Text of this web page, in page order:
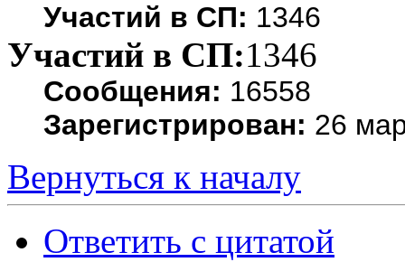
Участий в СП: 1346
Участий в СП:1346
Сообщения: 16558
Зарегистрирован: 26
Вернуться к началу
Ответить с цитатой